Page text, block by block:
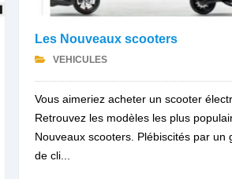
Les Nouveaux scooters
VEHICULES
Vous aimeriez acheter un scooter
Retrouvez les modèles les plus
Nouveaux scooters. Plébiscités par un
de cli...